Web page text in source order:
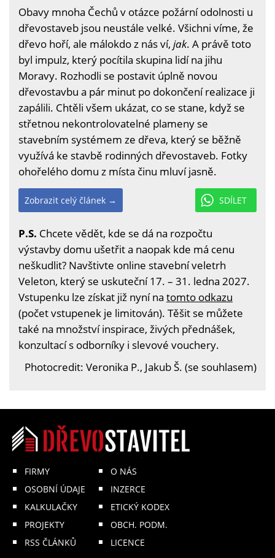
Obavy mnoha Čechů v otázce požární odolnosti u
dřevostaveb jsou neustále velké. Všichni víme, že
dřevo hoří, ale málokdo z nás ví, jak. A právě toto
byl impulz, který pocítila skupina lidí na jihu
Moravy. Rozhodli se postavit úplně novou
dřevostavbu a pár minut po dokončení realizace ji
zapálili. Chtěli všem ukázat, co se stane, když se
střetnou nekontrolovatelné plameny se
stavebním systémem ze dřeva, který se běžně
využívá ke stavbě rodinných dřevostaveb. Fotky
ohořelého domu z místa činu mluví jasně.
SDÍLET
Zobrazit celý článek →
P.S. Chcete vědět, kde se dá na rozpočtu
výstavby domu ušetřit a naopak kde má cenu
neškudlit? Navštivte online stavební veletrh
Veleton, který se uskuteční 17. – 31. ledna 2027.
Vstupenku lze získat již nyní na tomto odkazu
(počet vstupenek je limitován). Těšit se můžete
také na množství inspirace, živých přednášek,
konzultací s odborníky i slevové vouchery.
Photocredit: Veronika P., Jakub Š. (se souhlasem)
FIRMY
OSOBNÍ ÚDAJE
KALKULAČKY
PROJEKTY
RSS ČLÁNKŮ
O NÁS
INZERCE
ETICKÝ KODEX
OBCH. PODM.
LICENCE